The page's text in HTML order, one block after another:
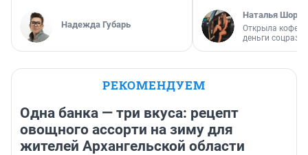
Надежда Губарь
Наталья
Открыла
деньги
РЕКОМЕНДУЕМ
Одна банка — три вкуса: рецепт
овощного ассорти на зиму для
жителей Архангельской области